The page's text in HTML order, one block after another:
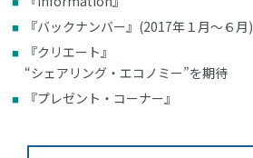
『バックナンバー』(2017年１月～６月)
『クリエート』
“シェアリング・エコノミー”を期待
『プレゼント・コーナー』